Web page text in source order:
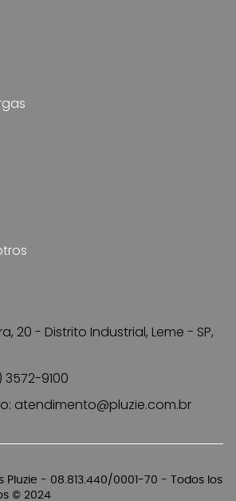
Pluzie - 08.813.440/0001-70 - Todos los
© 2024
20 - Distrito Industrial, Leme - SP,
9100
atendimento@pluzie.com.br